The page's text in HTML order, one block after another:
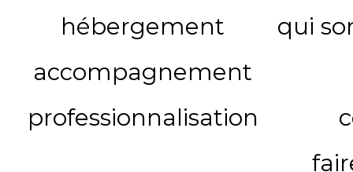
hébergement
accompagnement
professionnalisation
qui